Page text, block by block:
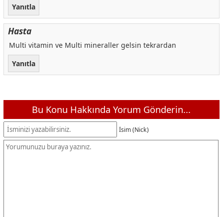
Yanıtla
Hasta
Multi vitamin ve Multi mineraller gelsin tekrardan
Yanıtla
Bu Konu Hakkında Yorum Gönderin...
İsim (Nick)